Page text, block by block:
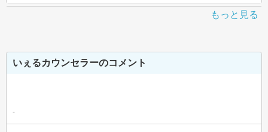
もっと見る
いぇるカウンセラーのコメント
-